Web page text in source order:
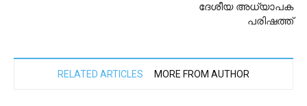
ദേശീയ അധ്യാപക
പരിഷത്ത്
RELATED ARTICLES MORE FROM AUTHOR